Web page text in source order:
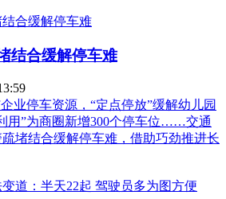
结合缓解停车难
业停车资源，“定点停放”缓解幼儿园
用”为商圈新增300个停车位……交通
堵结合缓解停车难，借助巧劲推进长